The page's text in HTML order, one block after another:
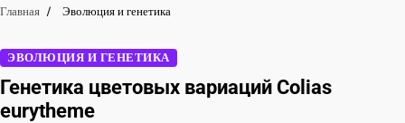
Главная Эволюция и генетика
ЭВОЛЮЦИЯ И ГЕНЕТИКА
Генетика цветовых вариаций Colias
eurytheme